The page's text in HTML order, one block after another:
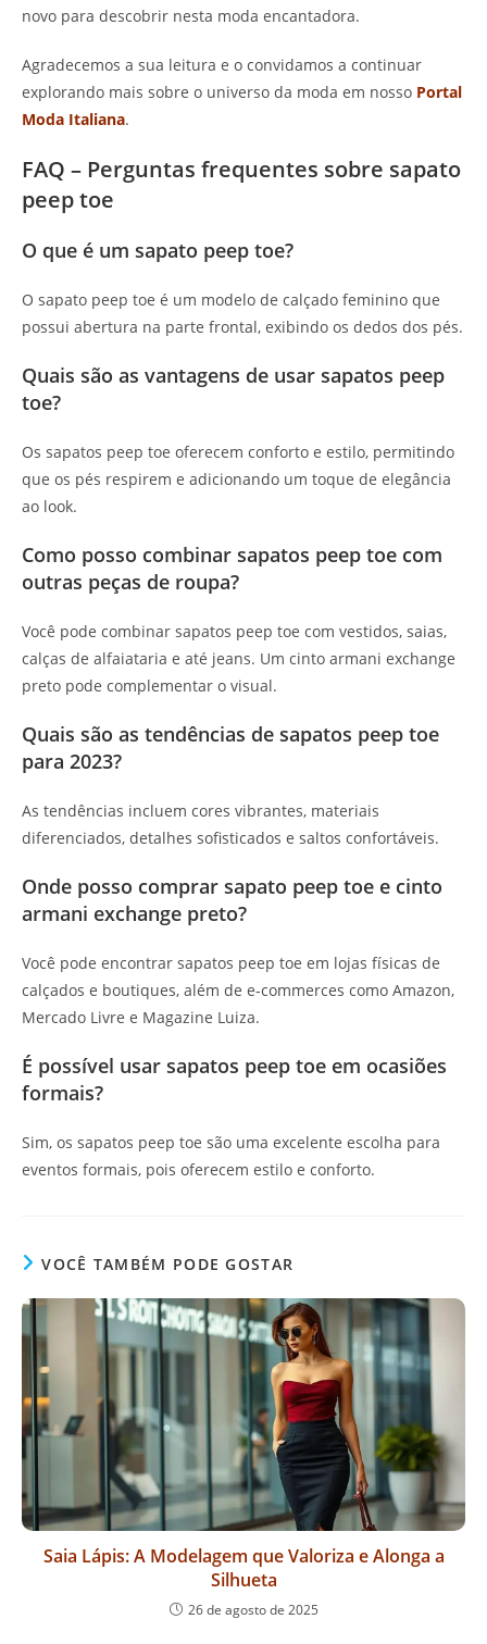
novo para descobrir nesta moda encantadora.
Agradecemos a sua leitura e o convidamos a continuar
explorando mais sobre o universo da moda em nosso Portal
Moda Italiana.
FAQ – Perguntas frequentes sobre sapato
peep toe
O que é um sapato peep toe?
O sapato peep toe é um modelo de calçado feminino que
possui abertura na parte frontal, exibindo os dedos dos pés.
Quais são as vantagens de usar sapatos peep
toe?
Os sapatos peep toe oferecem conforto e estilo, permitindo
que os pés respirem e adicionando um toque de elegância
ao look.
Como posso combinar sapatos peep toe com
outras peças de roupa?
Você pode combinar sapatos peep toe com vestidos, saias,
calças de alfaiataria e até jeans. Um cinto armani exchange
preto pode complementar o visual.
Quais são as tendências de sapatos peep toe
para 2023?
As tendências incluem cores vibrantes, materiais
diferenciados, detalhes sofisticados e saltos confortáveis.
Onde posso comprar sapato peep toe e cinto
armani exchange preto?
Você pode encontrar sapatos peep toe em lojas físicas de
calçados e boutiques, além de e-commerces como Amazon,
Mercado Livre e Magazine Luiza.
É possível usar sapatos peep toe em ocasiões
formais?
Sim, os sapatos peep toe são uma excelente escolha para
eventos formais, pois oferecem estilo e conforto.
VOCÊ TAMBÉM PODE GOSTAR
Saia Lápis: A Modelagem que Valoriza e Alonga a
Silhueta
26 de agosto de 2025